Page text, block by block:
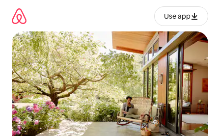
contenido
Use app